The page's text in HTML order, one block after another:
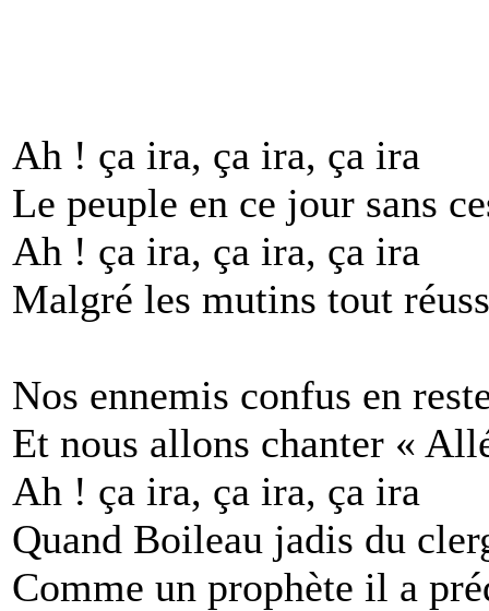
Ah ! ça ira, ça ira, ça ira
Le peuple en ce jour sans
Ah ! ça ira, ça ira, ça ira
Malgré les mutins tout
Nos ennemis confus en
Et nous allons chanter «
Ah ! ça ira, ça ira, ça ira
Quand Boileau jadis du
Comme un prophète il a